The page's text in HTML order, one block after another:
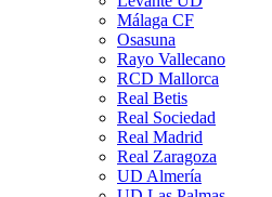
Málaga CF
Osasuna
Rayo Vallecano
RCD Mallorca
Real Betis
Real Sociedad
Real Madrid
Real Zaragoza
UD Almería